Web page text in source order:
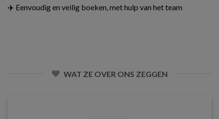
✈️ Eenvoudig en veilig boeken, met hulp van het team
WAT ZE OVER ONS ZEGGEN